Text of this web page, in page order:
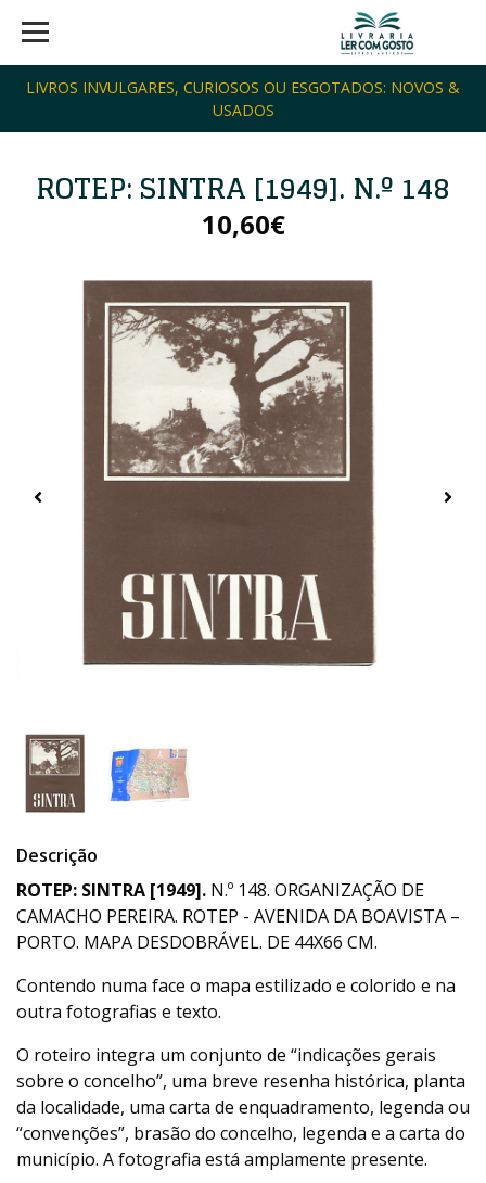
LIVROS INVULGARES, CURIOSOS OU ESGOTADOS: NOVOS &
USADOS
ROTEP: SINTRA [1949]. N.º 148
10,60€
Descrição
ROTEP: SINTRA [1949]. N.º 148. ORGANIZAÇÃO DE
CAMACHO PEREIRA. ROTEP - AVENIDA DA BOAVISTA –
PORTO. MAPA DESDOBRÁVEL. DE 44X66 CM.
Contendo numa face o mapa estilizado e colorido e na
outra fotografias e texto.
O roteiro integra um conjunto de “indicações gerais
sobre o concelho”, uma breve resenha histórica, planta
da localidade, uma carta de enquadramento, legenda ou
“convenções”, brasão do concelho, legenda e a carta do
município. A fotografia está amplamente presente.